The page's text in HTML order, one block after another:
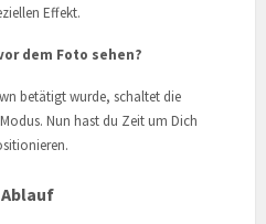
Effekt.
dem Foto sehen?
betätigt wurde, schaltet die
Nun hast du Zeit um Dich
Ablauf